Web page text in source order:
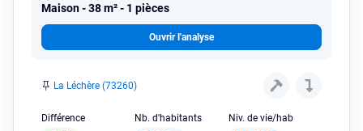
Maison 38 m² - 1 pièces
Ouvrir l'analyse
La Léchère (73260)
Différence
Nb. d'habitants
Niv. de vie/hab